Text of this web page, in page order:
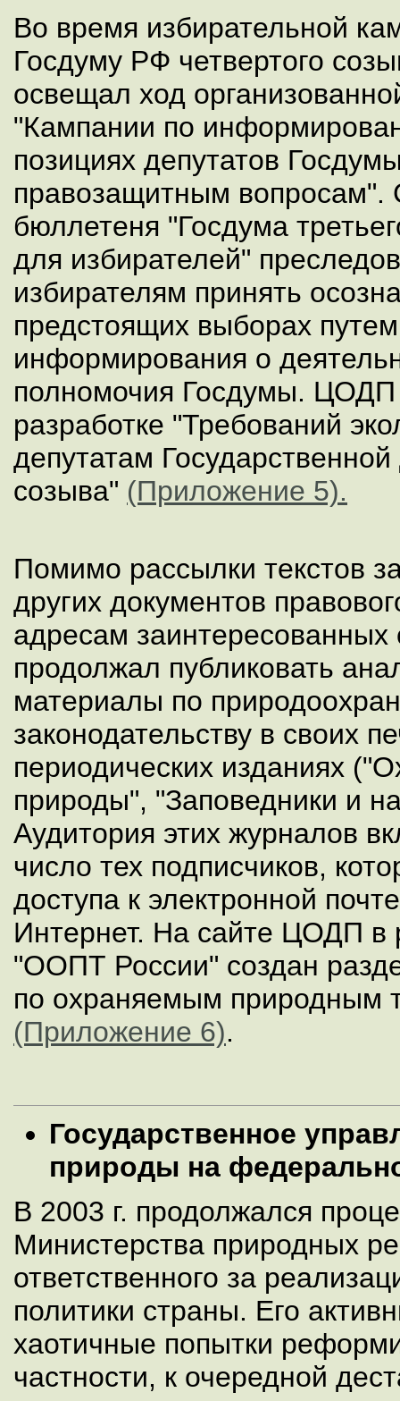
Во время избирательной
Госдуму РФ четвертого
освещал ход
"Кампании по
позициях депутатов
правозащитным вопросам".
бюллетеня "Госдума
для избирателей"
избирателям принять
предстоящих выборах
информирования о
полномочия Госдумы. ЦОДП
разработке "Требований
депутатам
созыва" (Приложение 5).
Помимо рассылки текстов
других документов
адресам заинтересованных
продолжал публиковать
материалы по
законодательству в своих
периодических изданиях
природы", "Заповедники и
Аудитория этих журналов
число тех подписчиков,
доступа к электронной
Интернет. На сайте ЦОДП в
"ООПТ России" создан
по охраняемым природным
(Приложение 6).
Государственное
природы на
В 2003 г. продолжался
Министерства природных
ответственного за
политики страны. Его
хаотичные попытки
частности, к очередной